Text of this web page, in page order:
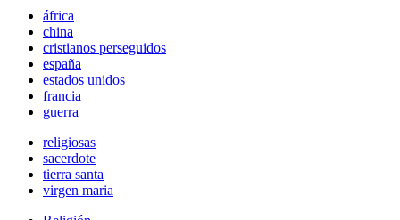
áfrica
china
cristianos perseguidos
españa
estados unidos
francia
guerra
religiosas
sacerdote
tierra santa
virgen maria